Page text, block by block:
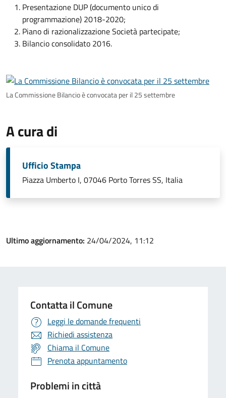
Presentazione DUP (documento unico di
programmazione) 2018-2020;
Piano di razionalizzazione Società partecipate;
Bilancio consolidato 2016.
La Commissione Bilancio è convocata per il 25 settembre
A cura di
Ufficio Stampa
Piazza Umberto I, 07046 Porto Torres SS, Italia
Ultimo aggiornamento: 24/04/2024, 11:12
Contatta il Comune
Leggi le domande frequenti
Richiedi assistenza
Chiama il Comune
Prenota appuntamento
Problemi in città